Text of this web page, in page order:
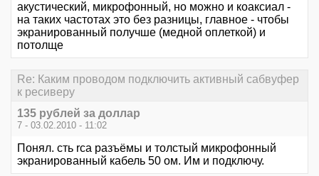
акустический, микрофонный, но можно и коаксиал -
на таких частотах это без разницы, главное - чтобы
экранированный получше (медной оплеткой) и
потолще
Re: Каким проводом подключить активный сабвуфер
к ресиверу
135 рублей за доллар
7 - 03.02.2010 - 11:02
Понял. сть rca разъёмы и толстый микрофонный
экранированный кабель 50 ом. Им и подключу.